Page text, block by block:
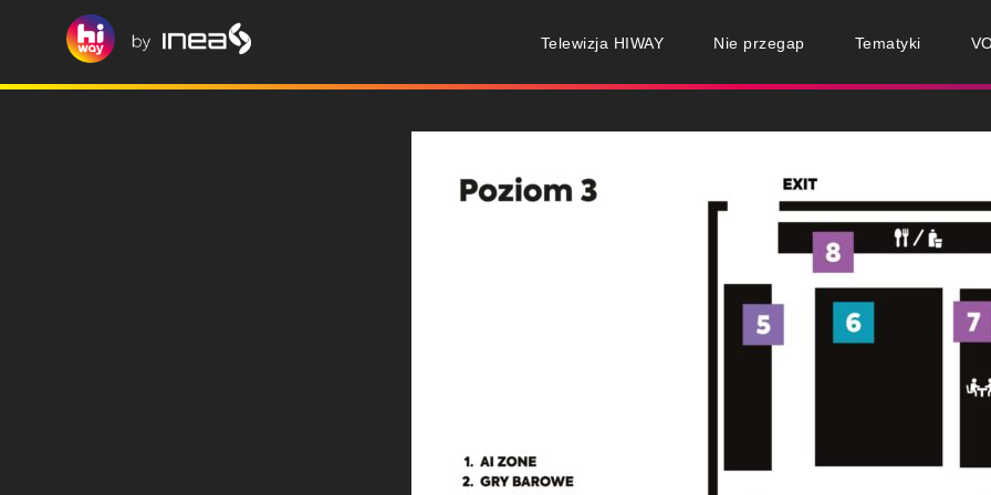
Telewizja HIWAY Nie przegap Tematyki